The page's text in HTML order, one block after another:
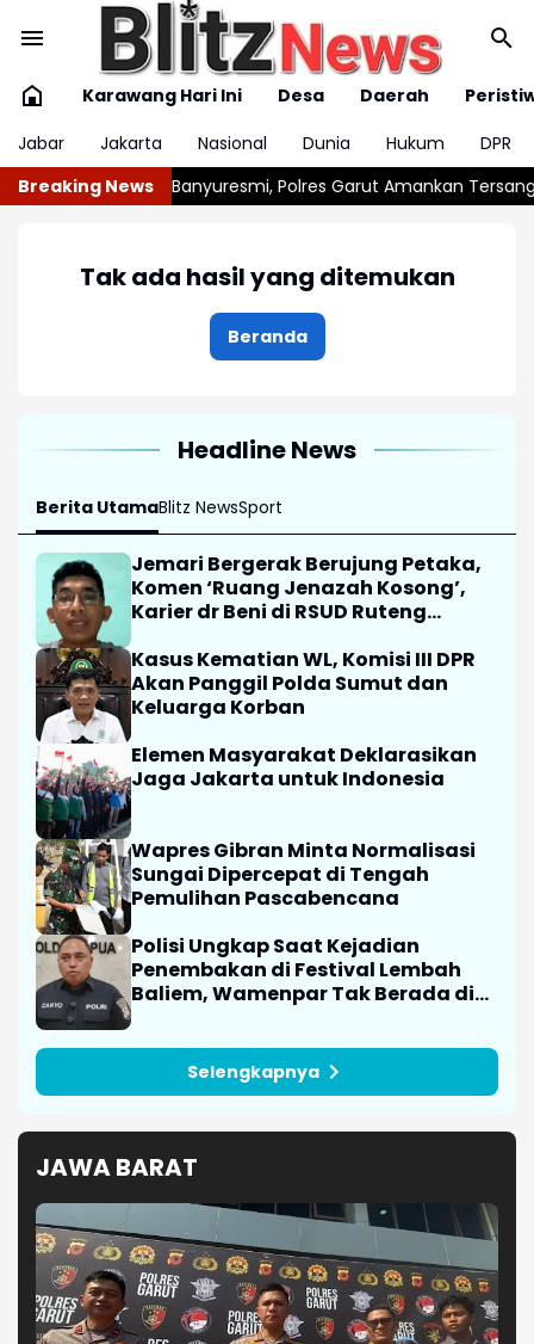
Karawang Hari Ini Desa Daerah
Jabar
Jakarta Nasional Dunia Hukum
DPR
Breaking News
Banyuresmi, Polres Garut Amankan Tersangka Kurang dari 24
Tak ada hasil yang ditemukan
Beranda
Headline News
Berita UtamaBlitz NewsSport
Jemari Bergerak Berujung Petaka,
Komen ‘Ruang Jenazah Kosong’,
Karier dr Beni di RSUD Ruteng
Kasus Kematian WL, Komisi III DPR
Akan Panggil Polda Sumut dan
Keluarga Korban
Elemen Masyarakat Deklarasikan
Jaga Jakarta untuk Indonesia
Wapres Gibran Minta Normalisasi
Sungai Dipercepat di Tengah
Pemulihan Pascabencana
Polisi Ungkap Saat Kejadian
Penembakan di Festival Lembah
Baliem, Wamenpar Tak Berada di
Selengkapnya
JAWA BARAT